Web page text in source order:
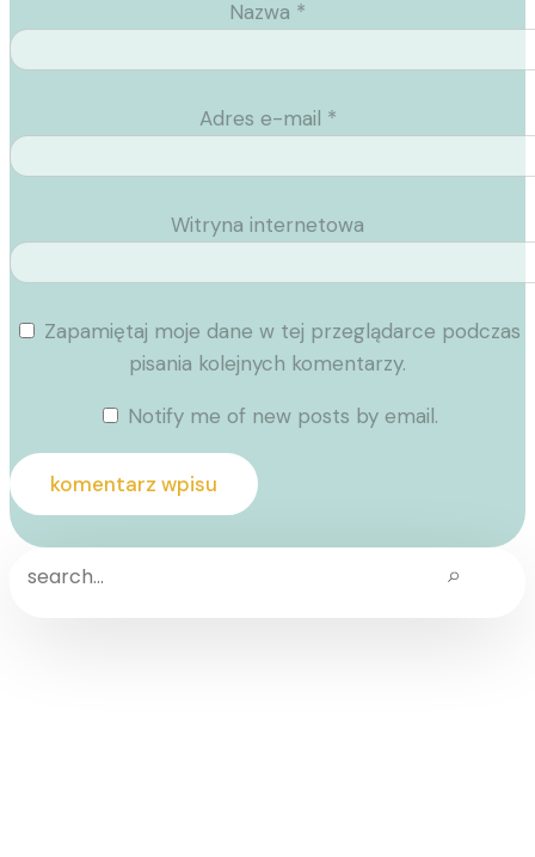
Nazwa *
Adres e-mail *
Witryna internetowa
Zapamiętaj moje dane w tej przeglądarce podczas
pisania kolejnych komentarzy.
Notify me of new posts by email.